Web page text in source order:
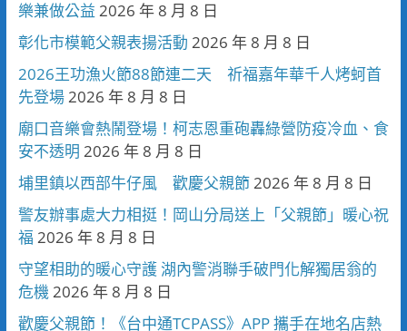
樂兼做公益 2026 年 8 月 8 日
彰化市模範父親表揚活動 2026 年 8 月 8 日
2026王功漁火節88節連二天 祈福嘉年華千人烤蚵首
先登場2026 年 8 月 8 日
廟口音樂會熱鬧登場！柯志恩重砲轟綠營防疫冷血、食
安不透明 2026 年 8 月 8 日
埔里鎮以西部牛仔風 歡慶父親節2026 年 8 月 8 日
警友辦事處大力相挺！岡山分局送上「父親節」暖心祝
福 2026 年 8 月 8 日
守望相助的暖心守護 湖內警消聯手破門化解獨居翁的
危機2026 年 8 月 8 日
歡慶父親節！《台中通TCPASS》APP 攜手在地名店熱